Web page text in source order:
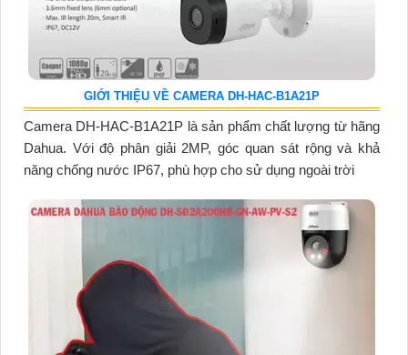
GIỚI THIỆU VỀ CAMERA DH-HAC-B1A21P
Camera DH-HAC-B1A21P là sản phẩm chất lượng từ hãng
Dahua. Với độ phân giải 2MP, góc quan sát rộng và khả
năng chống nước IP67, phù hợp cho sử dụng ngoài trời